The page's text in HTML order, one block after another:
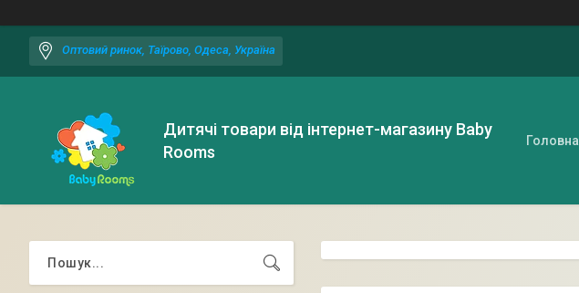
Оптовий ринок, Таїрово, Одеса, Україна
Дитячі товари від інтернет-магазину Baby
Rooms
Головна